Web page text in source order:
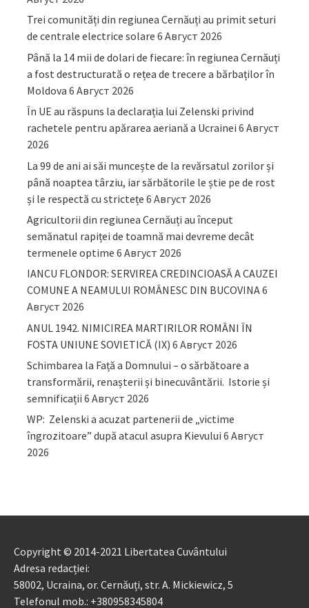
Trei comunități din regiunea Cernăuți au primit seturi
de centrale electrice solare 6 Август 2026
Până la 14 mii de dolari de fiecare: în regiunea Cernăuți
a fost destructurată o rețea de trecere a bărbaților în
Moldova 6 Август 2026
În UE au răspuns la declarația lui Zelenski privind
rachetele pentru apărarea aeriană a Ucrainei 6 Август
2026
La 99 de ani ai săi muncește de la revărsatul zorilor și
până noaptea târziu, iar sărbătorile le știe pe de rost
și le respectă cu strictețe 6 Август 2026
Agricultorii din regiunea Cernăuți au început
semănatul rapiței de toamnă mai devreme decât
termenele optime 6 Август 2026
IANCU FLONDOR: SERVIREA CREDINCIOASĂ A CAUZEI
COMUNE A NEAMULUI ROMÂNESC DIN BUCOVINA6
Август 2026
ANUL 1942. NIMICIREA MARTIRILOR ROMÂNI ÎN
FOSTA UNIUNE SOVIETICĂ (IX) 6 Август 2026
Schimbarea la Față a Domnului – o sărbătoare a
transformării, renașterii și binecuvântării. Istorie și
semnificații 6 Август 2026
WP: Zelenski a acuzat partenerii de „victime
îngrozitoare” după atacul asupra Kievului 6 Август
2026
Copyright © 2014-2021 Libertatea Cuvântului
Adresa redacției:
58002, Ucraina, or. Cernăuți, str. A. Mickiewicz, 5
Telefonul mob.: +380958345804